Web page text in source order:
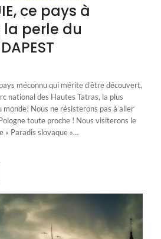
ce pays à
perle du
méconnu qui mérite d’être découvert,
national des Hautes Tatras, la plus
Nous ne résisterons pas à aller
toute proche ! Nous visiterons le
« Paradis slovaque »…